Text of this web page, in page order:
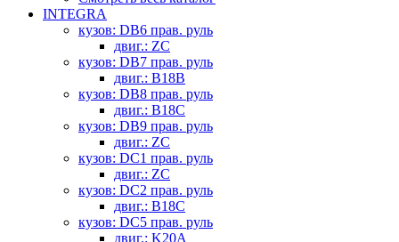
INTEGRA
кузов: DB6 прав. руль
двиг.: ZC
кузов: DB7 прав. руль
двиг.: B18B
кузов: DB8 прав. руль
двиг.: B18C
кузов: DB9 прав. руль
двиг.: ZC
кузов: DC1 прав. руль
двиг.: ZC
кузов: DC2 прав. руль
двиг.: B18C
кузов: DC5 прав. руль
двиг.: K20A